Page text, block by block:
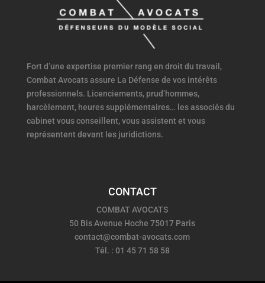
Fort d’une expertise premier rang en droit du travail,
Combat Avocats assure La Défense de vos intérêts
professionnels. Licenciements, prud’hommes,
harcèlement, heures supplémentaires… les associés du
cabinet vous conseillent, vous assistent et vous
représentent devant les juridictions.
CONTACT
COMBAT AVOCATS
50 Bis Avenue Hoche 75017 Paris
contact@combat-avocats.com
Tél. : 01 45 71 58 58